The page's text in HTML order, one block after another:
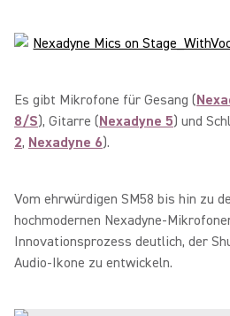
Es gibt Mikrofone für Gesang (
8/S), Gitarre (Nexadyne 5) und
2, Nexadyne 6).
Vom ehrwürdigen SM58 bis hin zu
hochmodernen Nexadyne-
Innovationsprozess deutlich, der
Audio-Ikone zu entwickeln.